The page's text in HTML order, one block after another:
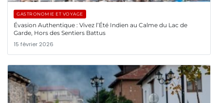
GASTRONOMIE ET VOYAGE
Évasion Authentique : Vivez l’Été Indien au Calme du Lac de
Garde, Hors des Sentiers Battus
15 février 2026